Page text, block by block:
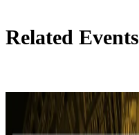
Related Events